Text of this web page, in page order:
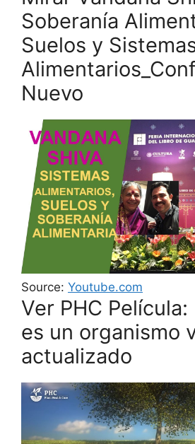
Soberanía
Suelos y
Nuevo
Source: Youtube.com
Ver PHC Película:
es un organismo
actualizado